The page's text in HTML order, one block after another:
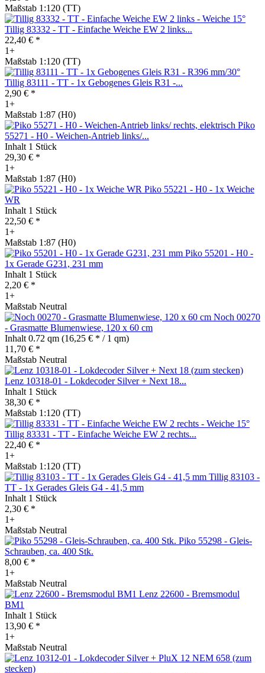
Maßstab 1:120 (TT)
Tillig 83332 - TT - Einfache Weiche EW 2 links...
22,40 € *
1+
Maßstab 1:120 (TT)
Tillig 83111 - TT - 1x Gebogenes Gleis R31 -...
2,90 € *
1+
Maßstab 1:87 (H0)
Piko
55271 - H0 - Weichen-Antrieb links/...
Inhalt 1 Stück
29,30 € *
1+
Maßstab 1:87 (H0)
Piko 55221 - H0 - 1x Weiche
WR
Inhalt 1 Stück
22,50 € *
1+
Maßstab 1:87 (H0)
Piko 55201 - H0 -
1x Gerade G231, 231 mm
Inhalt 1 Stück
2,20 € *
1+
Maßstab Neutral
Noch 00270
- Grasmatte Blumenwiese, 120 x 60 cm
Inhalt 0.72 qm (16,25 € * / 1 qm)
11,70 € *
Maßstab Neutral
Lenz 10318-01 - Lokdecoder Silver + Next 18...
Inhalt 1 Stück
38,30 € *
Maßstab 1:120 (TT)
Tillig 83331 - TT - Einfache Weiche EW 2 rechts...
22,40 € *
1+
Maßstab 1:120 (TT)
Tillig 83103 -
TT - 1x Gerades Gleis G4 - 41,5 mm
Inhalt 1 Stück
2,30 € *
1+
Maßstab Neutral
Piko 55298 - Gleis-
Schrauben, ca. 400 Stk.
8,00 € *
1+
Maßstab Neutral
Lenz 22600 - Bremsmodul
BM1
Inhalt 1 Stück
13,90 € *
1+
Maßstab Neutral